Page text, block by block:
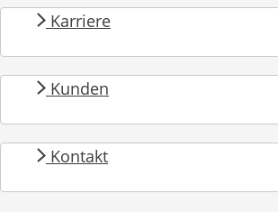
Karriere
Kunden
Kontakt